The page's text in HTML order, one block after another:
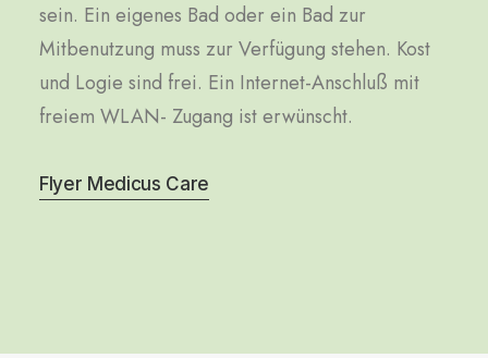
sein. Ein eigenes Bad oder ein Bad zur
Mitbenutzung muss zur Verfügung stehen. Kost
und Logie sind frei. Ein Internet-Anschluß mit
freiem WLAN- Zugang ist erwünscht.
Flyer Medicus Care